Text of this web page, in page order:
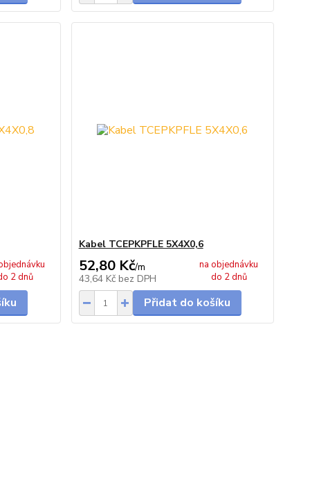
2 dnů
Kabel TCEPKPFLE 5X4X0,6
52,80 Kč/m
43,64 Kč bez DPH
na objednávku
do 2 dnů
Přidat do košíku